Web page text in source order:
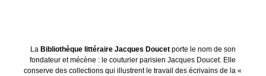
La Bibliothèque littéraire Jacques Doucetporte le nom de son
fondateur et mécène : le couturier parisien Jacques Doucet. Elle
conserve des collections qui illustrent le travail des écrivains de la «